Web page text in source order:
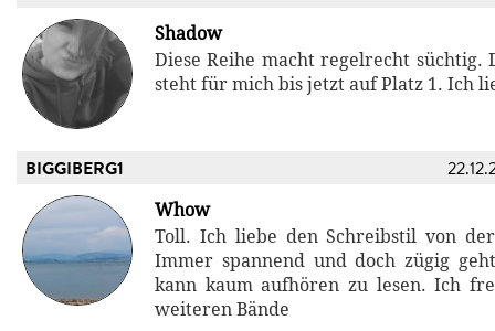
Shadow
Diese Reihe macht regelrecht süchtig.
steht für mich bis jetzt auf Platz 1. Ich
BIGGIBERG1
Whow
Toll. Ich liebe den Schreibstil von
Immer spannend und doch zügig
kann kaum aufhören zu lesen. Ich
weiteren Bände